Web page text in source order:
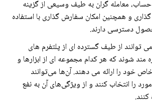
معامله گران به طیف وسیعی از گزینه
و همچنین امکان سفارش گذاری با استفاده
دسترسی دارند.
توانند از طیف گسترده ای از پلتفرم های
مند شوند که هر کدام مجموعه ای از ابزارها و
خود را ارائه می دهند. آن‌ها می‌توانند
را انتخاب کنند و از ویژگی‌های آن به نفع